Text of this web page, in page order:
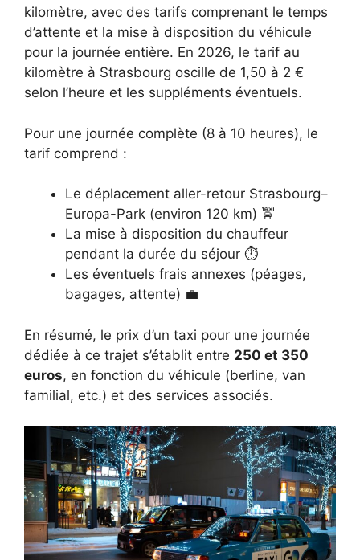
kilomètre, avec des tarifs comprenant le temps
d’attente et la mise à disposition du véhicule
pour la journée entière. En 2026, le tarif au
kilomètre à Strasbourg oscille de 1,50 à 2 €
selon l’heure et les suppléments éventuels.
Pour une journée complète (8 à 10 heures), le
tarif comprend :
Le déplacement aller-retour Strasbourg–
Europa-Park (environ 120 km) 🚖
La mise à disposition du chauffeur
pendant la durée du séjour ⏱️
Les éventuels frais annexes (péages,
bagages, attente) 💼
En résumé, le prix d’un taxi pour une journée
dédiée à ce trajet s’établit entre 250 et 350
euros, en fonction du véhicule (berline, van
familial, etc.) et des services associés.